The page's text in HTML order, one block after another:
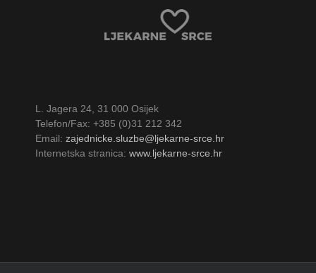
L. Jagera 24, 31 000 Osijek
Telefon/Fax: +385 (0)31 212 342
Email: zajednicke.sluzbe@ljekarne-srce.hr
Internetska stranica: www.ljekarne-srce.hr